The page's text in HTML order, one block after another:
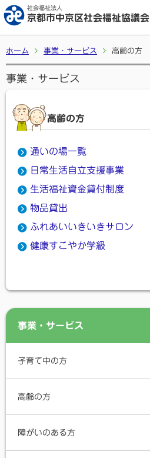
社会福祉法人
京都市中京区社会福祉協議会
ホーム 事業・サービス 高齢の方
事業・サービス
高齢の方
通いの場一覧
日常生活自立支援事業
生活福祉資金貸付制度
物品貸出
ふれあいいきいきサロン
健康すこやか学級
事業・サービス
子育て中の方
高齢の方
障がいのある方